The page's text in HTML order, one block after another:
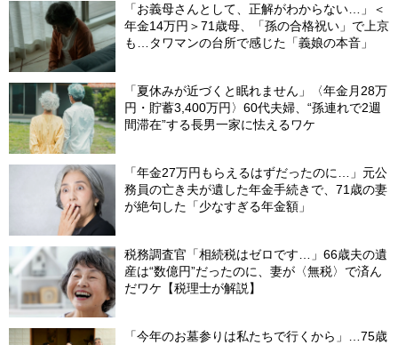
「お義母さんとして、正解がわからない…」＜
年金14万円＞71歳母、「孫の合格祝い」で上京
も…タワマンの台所で感じた「義娘の本音」
「夏休みが近づくと眠れません」〈年金月28万
円・貯蓄3,400万円〉60代夫婦、“孫連れで2週
間滞在”する長男一家に怯えるワケ
「年金27万円もらえるはずだったのに…」元公
務員の亡き夫が遺した年金手続きで、71歳の妻
が絶句した「少なすぎる年金額」
税務調査官「相続税はゼロです…」66歳夫の遺
産は“数億円”だったのに、妻が〈無税〉で済ん
だワケ【税理士が解説】
「今年のお墓参りは私たちで行くから」…75歳